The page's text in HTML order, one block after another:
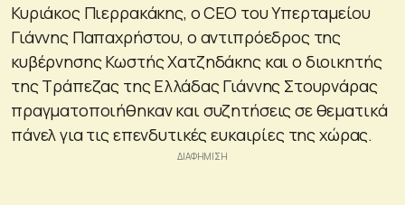
Κυριάκος Πιερρακάκης, ο CEO του Υπερταμείου
Γιάννης Παπαχρήστου, ο αντιπρόεδρος της
κυβέρνησης Κωστής Χατζηδάκης και ο διοικητής
της Τράπεζας της Ελλάδας Γιάννης Στουρνάρας
πραγματοποιήθηκαν και συζητήσεις σε θεματικά
πάνελ για τις επενδυτικές ευκαιρίες της χώρας.